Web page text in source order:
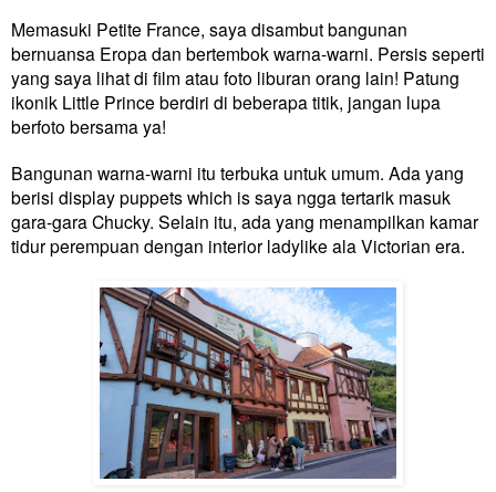
Memasuki Petite France, saya disambut bangunan
bernuansa Eropa dan bertembok warna-warni. Persis seperti
yang saya lihat di film atau foto liburan orang lain! Patung
ikonik Little Prince berdiri di beberapa titik, jangan lupa
berfoto bersama ya!
Bangunan warna-warni itu terbuka untuk umum. Ada yang
berisi display puppets which is saya ngga tertarik masuk
gara-gara Chucky. Selain itu, ada yang menampilkan kamar
tidur perempuan dengan interior ladylike ala Victorian era.